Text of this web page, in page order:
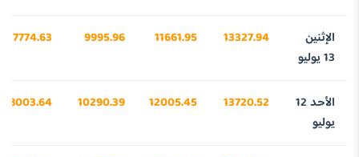
الإثنين
13 يوليو
13327.94
11661.95
9995.96
7774.63
الأحد 12
يوليو
13720.52
12005.45
10290.39
8003.64